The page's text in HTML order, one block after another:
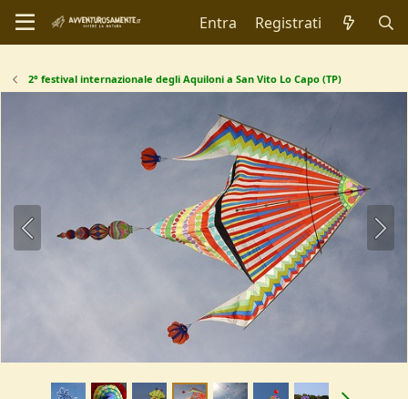
Entra Registrati
2° festival internazionale degli Aquiloni a San Vito Lo Capo (TP)